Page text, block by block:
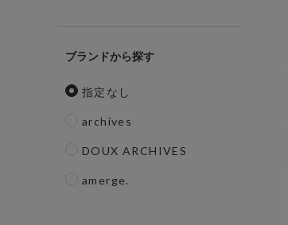
ブランド
指定なし
archives
DOUX ARCHIVES
amerge.